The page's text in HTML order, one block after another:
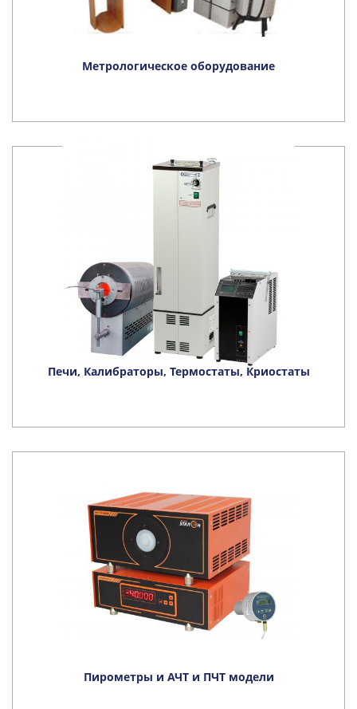
Метрологическое оборудование
Печи, Калибраторы, Термостаты, Криостаты
Пирометры и АЧТ и ПЧТ модели